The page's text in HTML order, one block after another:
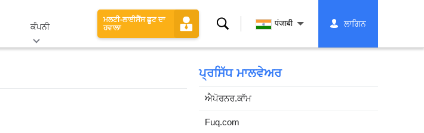
ਕੰਪਨੀ
ਮਲਟੀ-ਲਾਈਸੈਂਸ ਛੂਟ ਦਾ
ਹਵਾਲਾ
ਖੋਜ पंजाबी ਲਾਗਿਨ
ਪ੍ਰਸਿੱਧ ਮਾਲਵੇਅਰ
ਐਪੋਰਨਰ.ਕਾੱਮ
Fuq.com